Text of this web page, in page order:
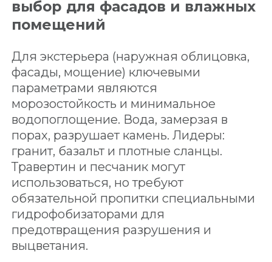
выбор для фасадов и влажных
помещений
Для экстерьера (наружная облицовка,
фасады, мощение) ключевыми
параметрами являются
морозостойкость и минимальное
водопоглощение. Вода, замерзая в
порах, разрушает камень. Лидеры:
гранит, базальт и плотные сланцы.
Травертин и песчаник могут
использоваться, но требуют
обязательной пропитки специальными
гидрофобизаторами для
предотвращения разрушения и
выцветания.